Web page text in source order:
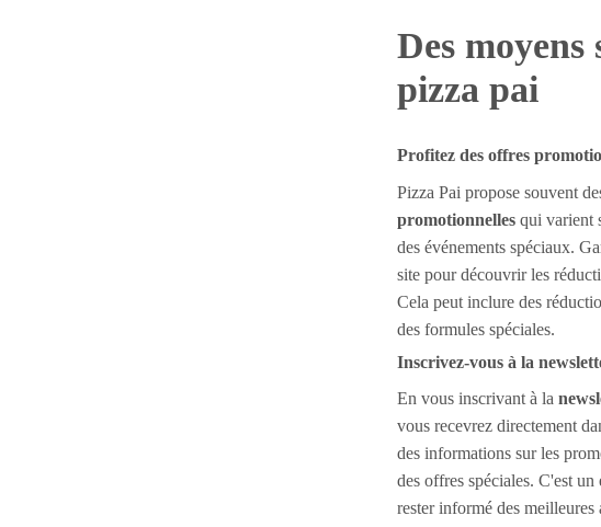
Des moyens
pizza pai
Profitez des offres
Pizza Pai propose souvent
promotionnelles qui varient
des événements spéciaux.
site pour découvrir les
Cela peut inclure des
des formules spéciales.
Inscrivez-vous à la
En vous inscrivant à la
vous recevrez directement
des informations sur les
des offres spéciales. C'est
rester informé des meilleures